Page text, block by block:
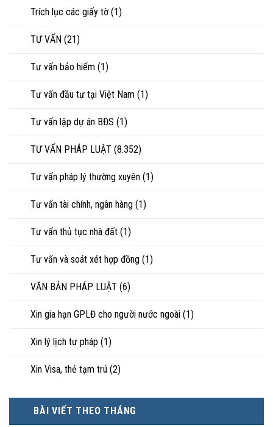
Trích lục các giấy tờ (1)
TƯ VẤN (21)
Tư vấn bảo hiểm (1)
Tư vấn đầu tư tại Việt Nam (1)
Tư vấn lập dự án BĐS (1)
TƯ VẤN PHÁP LUẬT (8.352)
Tư vấn pháp lý thường xuyên (1)
Tư vấn tài chính, ngân hàng (1)
Tư vấn thủ tục nhà đất (1)
Tư vấn và soát xét hợp đồng (1)
VĂN BẢN PHÁP LUẬT (6)
Xin gia hạn GPLĐ cho người nước ngoài (1)
Xin lý lịch tư pháp (1)
Xin Visa, thẻ tạm trú (2)
BÀI VIẾT THEO THÁNG